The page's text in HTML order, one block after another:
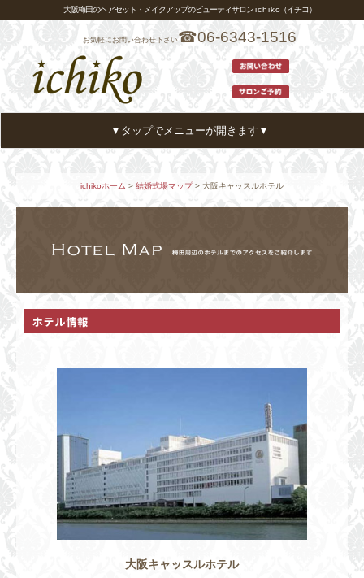
大阪梅田のヘアセット・メイクアップのビューティサロン i c h i k o（イチコ）
お気軽にお問い合わせ下さい☎06-6343-1516
▼タップでメニューが開きます▼
HAIR CATALOG
アクセス
ichikoホーム > 結婚式場マップ> 大阪キャッスルホテル
大阪キャッスルホテル